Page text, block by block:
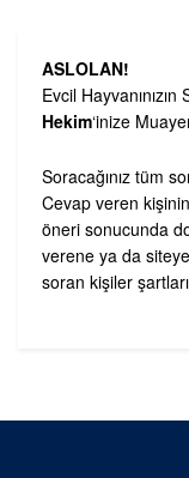
ASLOLAN!
Evcil Hayvanınızın
Hekim‘inize
Soracağınız tüm
Cevap veren
öneri sonucunda
verene ya da siteye
soran kişiler